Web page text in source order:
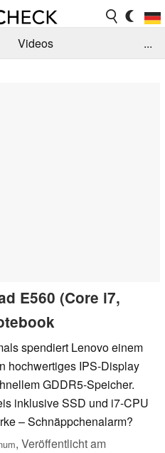
Videos
...
E560 (Core i7,
spendiert Lenovo einem
hochwertiges IPS-Display
GDDR5-Speicher.
inklusive SSD und i7-CPU
– Schnäppchenalarm?
, Veröffentlicht am